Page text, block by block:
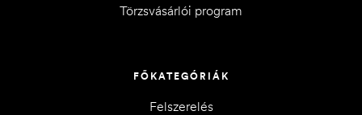
Törzsvásárlói program
FŐKATEGÓRIÁK
Felszerelés